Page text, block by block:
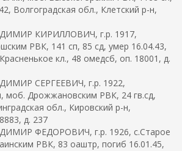
Волгоградская обл., Клетский р-н,
КИРИЛЛОВИЧ, г.р. 1917,
РВК, 141 сп, 85 сд, умер 16.04.43,
кл., 48 омедсб, оп. 18001, д.
СЕРГЕЕВИЧ, г.р. 1922,
моб. Дрожжановским РВК, 24 гв.сд,
обл., Кировский р-н,
д. 237
ФЕДОРОВИЧ, г.р. 1926, с.Старое
РВК, 83 оаштр, погиб 16.01.45,